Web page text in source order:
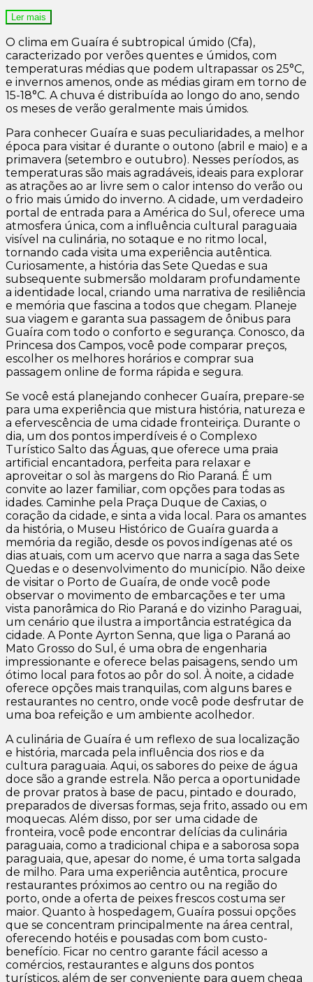
Ler mais
O clima em Guaíra é subtropical úmido (Cfa),
caracterizado por verões quentes e úmidos, com
temperaturas médias que podem ultrapassar os 25°C,
e invernos amenos, onde as médias giram em torno de
15-18°C. A chuva é distribuída ao longo do ano, sendo
os meses de verão geralmente mais úmidos.
Para conhecer Guaíra e suas peculiaridades, a melhor
época para visitar é durante o outono (abril e maio) e a
primavera (setembro e outubro). Nesses períodos, as
temperaturas são mais agradáveis, ideais para explorar
as atrações ao ar livre sem o calor intenso do verão ou
o frio mais úmido do inverno. A cidade, um verdadeiro
portal de entrada para a América do Sul, oferece uma
atmosfera única, com a influência cultural paraguaia
visível na culinária, no sotaque e no ritmo local,
tornando cada visita uma experiência autêntica.
Curiosamente, a história das Sete Quedas e sua
subsequente submersão moldaram profundamente
a identidade local, criando uma narrativa de resiliência
e memória que fascina a todos que chegam. Planeje
sua viagem e garanta sua passagem de ônibus para
Guaíra com todo o conforto e segurança. Conosco, da
Princesa dos Campos, você pode comparar preços,
escolher os melhores horários e comprar sua
passagem online de forma rápida e segura.
Se você está planejando conhecer Guaíra, prepare-se
para uma experiência que mistura história, natureza e
a efervescência de uma cidade fronteiriça. Durante o
dia, um dos pontos imperdíveis é o Complexo
Turístico Salto das Águas, que oferece uma praia
artificial encantadora, perfeita para relaxar e
aproveitar o sol às margens do Rio Paraná. É um
convite ao lazer familiar, com opções para todas as
idades. Caminhe pela Praça Duque de Caxias, o
coração da cidade, e sinta a vida local. Para os amantes
da história, o Museu Histórico de Guaíra guarda a
memória da região, desde os povos indígenas até os
dias atuais, com um acervo que narra a saga das Sete
Quedas e o desenvolvimento do município. Não deixe
de visitar o Porto de Guaíra, de onde você pode
observar o movimento de embarcações e ter uma
vista panorâmica do Rio Paraná e do vizinho Paraguai,
um cenário que ilustra a importância estratégica da
cidade. A Ponte Ayrton Senna, que liga o Paraná ao
Mato Grosso do Sul, é uma obra de engenharia
impressionante e oferece belas paisagens, sendo um
ótimo local para fotos ao pôr do sol. À noite, a cidade
oferece opções mais tranquilas, com alguns bares e
restaurantes no centro, onde você pode desfrutar de
uma boa refeição e um ambiente acolhedor.
A culinária de Guaíra é um reflexo de sua localização
e história, marcada pela influência dos rios e da
cultura paraguaia. Aqui, os sabores do peixe de água
doce são a grande estrela. Não perca a oportunidade
de provar pratos à base de pacu, pintado e dourado,
preparados de diversas formas, seja frito, assado ou em
moquecas. Além disso, por ser uma cidade de
fronteira, você pode encontrar delícias da culinária
paraguaia, como a tradicional chipa e a saborosa sopa
paraguaia, que, apesar do nome, é uma torta salgada
de milho. Para uma experiência autêntica, procure
restaurantes próximos ao centro ou na região do
porto, onde a oferta de peixes frescos costuma ser
maior. Quanto à hospedagem, Guaíra possui opções
que se concentram principalmente na área central,
oferecendo hotéis e pousadas com bom custo-
benefício. Ficar no centro garante fácil acesso a
comércios, restaurantes e alguns dos pontos
turísticos, além de ser conveniente para quem chega